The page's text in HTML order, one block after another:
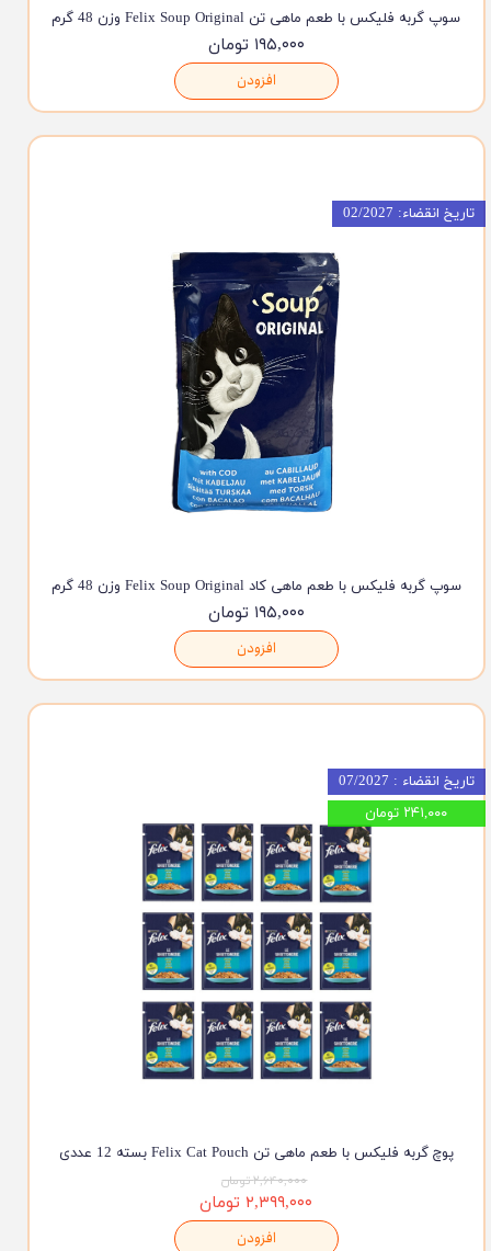
سوپ گربه فلیکس با طعم ماهی تن Felix Soup Original وزن 48 گرم
۱۹۵,۰۰۰ تومان
افزودن
سوپ گربه فلیکس با طعم ماهی کاد Felix Soup Original وزن 48 گرم
۱۹۵,۰۰۰ تومان
افزودن
تاریخ انقضاء: 02/2027
پوچ گربه فلیکس با طعم ماهی تن Felix Cat Pouch بسته 12 عددی
۲,۶۴۰,۰۰۰ تومان
۲,۳۹۹,۰۰۰ تومان
افزودن
تاریخ انقضاء : 07/2027
۲۴۱,۰۰۰ تومان